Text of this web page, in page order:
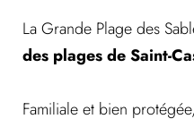
La Grande Plage des
des plages de Saint-
Familiale et bien